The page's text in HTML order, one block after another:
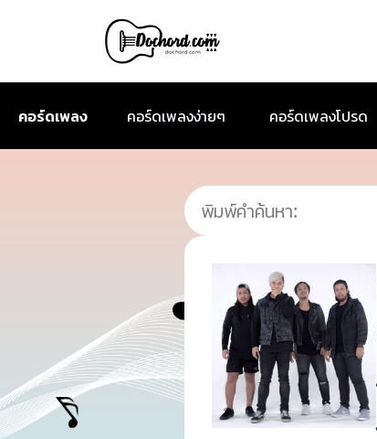
คอร์ดเพลง คอร์ดเพลงง่ายๆ คอร์ดเพลงโปรด